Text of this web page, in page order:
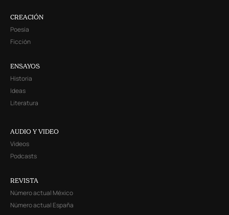
CREACIÓN
Poesía
Ficción
ENSAYOS
Historia
Ideas
Literatura
AUDIO Y VIDEO
Videos
Podcasts
REVISTA
Número actual México
Número actual España